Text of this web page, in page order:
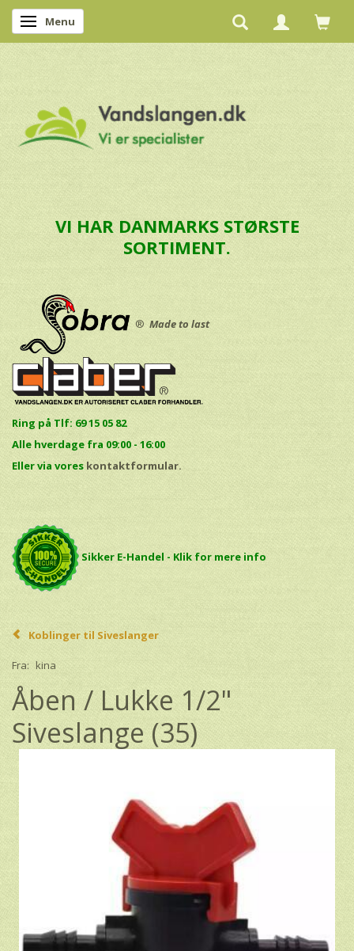
Skifte navigation
Menu
VI HAR DANMARKS STØRSTE
SORTIMENT.
® Made to last
Ring på Tlf: 69 15 05 82
Alle hverdage fra 09:00 - 16:00
Eller via vores kontaktformular.
Sikker E-Handel - Klik for mere info
Koblinger til Siveslanger
Fra: kina
Åben / Lukke 1/2"
Siveslange (35)